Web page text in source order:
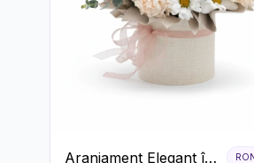
Aranjament Elegant în